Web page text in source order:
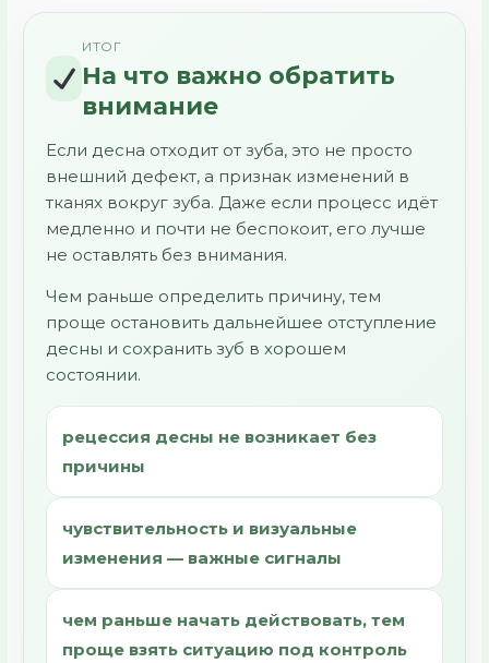
ИТОГ
На что важно обратить
внимание
Если десна отходит от зуба, это не просто
внешний дефект, а признак изменений в
тканях вокруг зуба. Даже если процесс идёт
медленно и почти не беспокоит, его лучше
не оставлять без внимания.
Чем раньше определить причину, тем
проще остановить дальнейшее отступление
десны и сохранить зуб в хорошем
состоянии.
рецессия десны не возникает без
причины
чувствительность и визуальные
изменения — важные сигналы
чем раньше начать действовать, тем
проще взять ситуацию под контроль